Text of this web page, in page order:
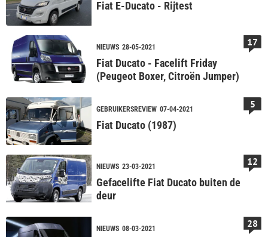
Fiat E-Ducato - Rijtest
NIEUWS 28-05-2021
Fiat Ducato - Facelift Friday
(Peugeot Boxer, Citroën Jumper)
17
GEBRUIKERSREVIEW 07-04-2021
Fiat Ducato (1987)
5
NIEUWS 23-03-2021
Gefacelifte Fiat Ducato buiten de
deur
12
NIEUWS 08-03-2021 28